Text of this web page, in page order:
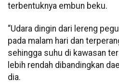
terbentuknya embun beku.
“Udara dingin dari lereng
pada malam hari dan
sehingga suhu di kawasan
lebih rendah dibandingkan
dia.